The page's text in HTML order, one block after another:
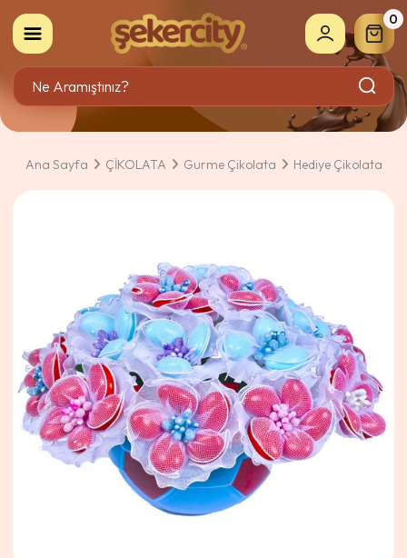
0
Ana Sayfa ÇİKOLATA Gurme Çikolata Hediye Çikolata